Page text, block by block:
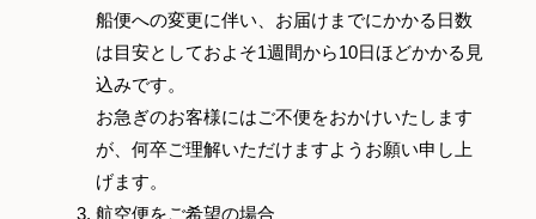
船便への変更に伴い、お届けまでにかかる日数
は目安としておよそ1週間から10日ほどかかる見
込みです。
お急ぎのお客様にはご不便をおかけいたします
が、何卒ご理解いただけますようお願い申し上
げます。
航空便をご希望の場合